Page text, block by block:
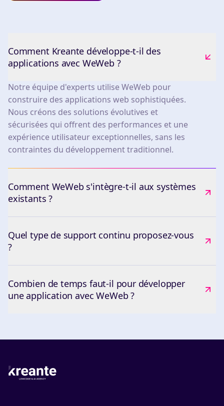
Comment Kreante développe-t-il des
applications avec WeWeb ?
Notre équipe d'experts utilise WeWeb pour
construire des applications web sophistiquées.
Nous créons des solutions évolutives et
sécurisées qui offrent des performances et une
expérience utilisateur exceptionnelles, sans les
contraintes du développement traditionnel.
Comment WeWeb s'intègre-t-il aux systèmes
existants ?
Quel type de support continu proposez-vous
?
Combien de temps faut-il pour développer
une application avec WeWeb ?